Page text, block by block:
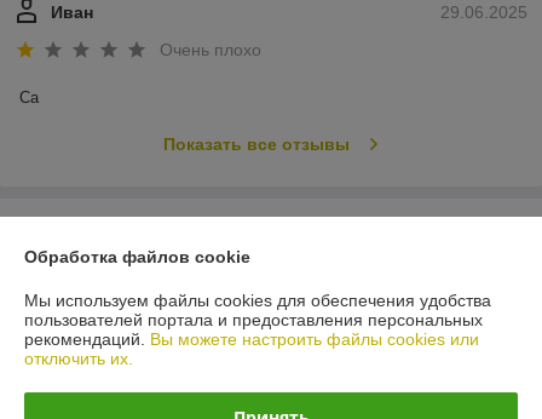
29.06.2025
Иван
Очень плохо
Са
Показать все отзывы
Доставка и оплата
График работы
Обработка файлов cookie
Мы используем файлы cookies для обеспечения удобства
пользователей портала и предоставления персональных
рекомендаций. Вы можете настроить файлы cookies или
отключить их.